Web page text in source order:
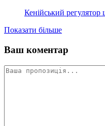
Кенійський
Показати більше
Ваш коментар